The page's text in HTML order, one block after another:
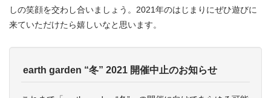
しの笑顔を交わし合いましょう。2021年のはじまりにぜひ遊びに
来ていただけたら嬉しいなと思います。
earth garden “冬” 2021 開催中止のお知らせ